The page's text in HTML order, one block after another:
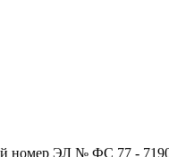
номер ЭЛ № ФС 77 -